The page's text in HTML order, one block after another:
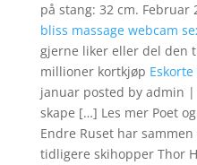
på stang: 32 cm. Februar
bliss massage webcam
gjerne liker eller del den
millioner kortkjøp
januar posted by admin
skape […] Les mer Poet
Endre Ruset har
tidligere skihopper Thor